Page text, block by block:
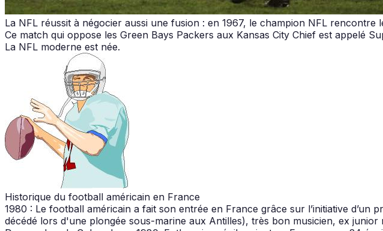
La NFL réussit à négocier aussi une fusion : en 1967, le champion NFL
Ce match qui oppose les Green Bays Packers aux Kansas City Chief est appelé
La NFL moderne est née.
Historique du football américain en France
1980 : Le football américain a fait son entrée en France grâce sur l’initiative d’un
décédé lors d'une plongée sous-marine aux Antilles), très bon musicien, ex